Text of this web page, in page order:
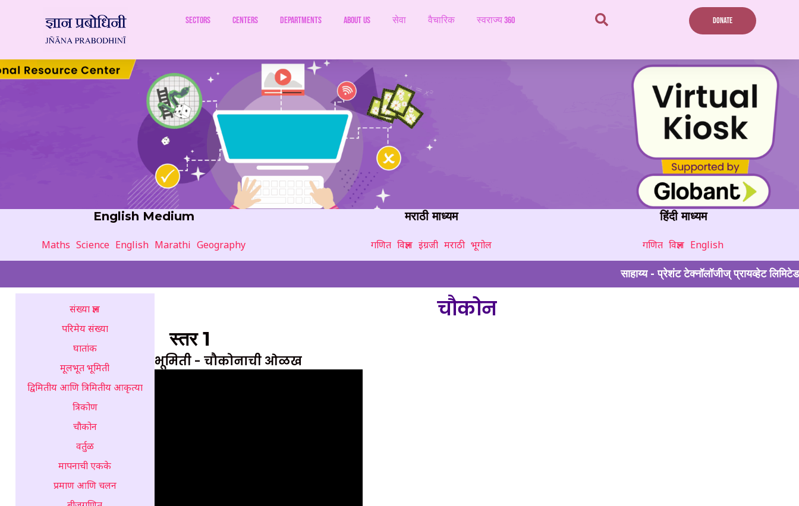
Sectors Centers Departments ABOUT US सेवा वैचारिक स्वराज्य 360 DONATE
English Medium
Maths Science English Marathi Geography
मराठी माध्यम
गणित विज्ञान इंग्रजी मराठी भूगोल
हिंदी माध्यम
गणित विज्ञान English
साहाय्य - प्रेशंट टेक्नॉलॉजीज् प्रायव्हेट लिमिटेड
संख्या ज्ञान
परिमेय संख्या
घातांक
मूलभूत भूमिती
द्विमितीय आणि त्रिमितीय आकृत्या
त्रिकोण
चौकोन
वर्तुळ
मापनाची एकके
प्रमाण आणि चलन
चौकोन
स्तर 1
भूमिती - चौकोनाची ओळख